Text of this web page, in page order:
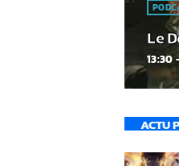
Le
13:30
ACTU